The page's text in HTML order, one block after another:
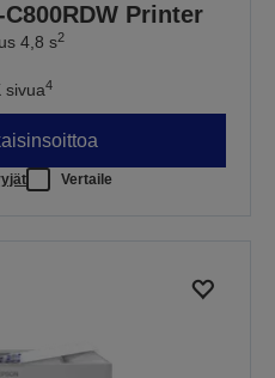
Printer
4,8 s2
sivua4
Vertaile